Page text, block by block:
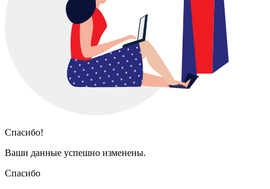
Спасибо!
Ваши данные успешно изменены.
Спасибо